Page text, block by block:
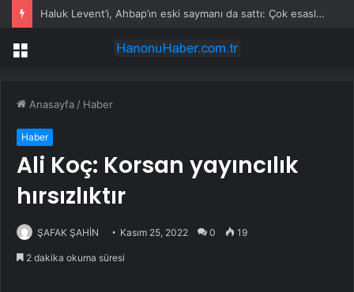
Diyarbakır’da Engellileri Taşıyan Midibüs ile Otomobil Çarpıştı: 19 Yaralı
Menü
Anasayfa / Haber
Haber
Ali Koç: Korsan yayıncılık
hırsızlıktır
ŞAFAK ŞAHİN Kasım 25, 2022 0 19
2 dakika okuma süresi